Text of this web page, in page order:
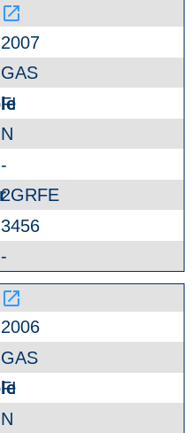
launch
2007
GAS
FI
N
-
2GRFE
3456
-
launch
2006
GAS
FI
N